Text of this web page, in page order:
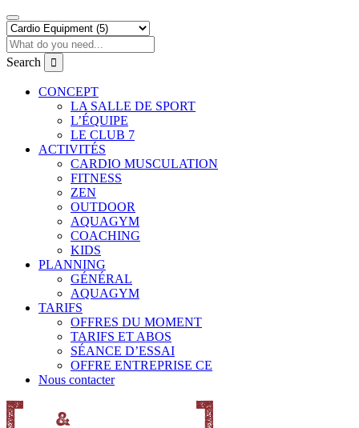
Search
CONCEPT
LA SALLE DE SPORT
L’ÉQUIPE
LE CLUB 7
ACTIVITÉS
CARDIO MUSCULATION
FITNESS
ZEN
OUTDOOR
AQUAGYM
COACHING
KIDS
PLANNING
GÉNÉRAL
AQUAGYM
TARIFS
OFFRES DU MOMENT
TARIFS ET ABOS
SÉANCE D’ESSAI
OFFRE ENTREPRISE CE
Nous contacter